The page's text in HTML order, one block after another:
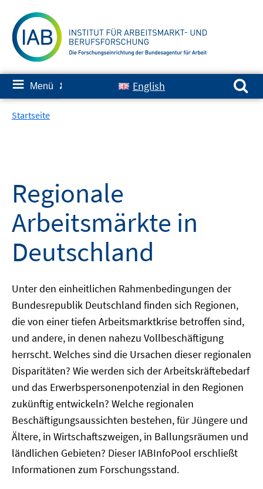
zum
Inhalt
≡ Menü ✘ English
Suchen nach:
Startseite
Regionale
Arbeitsmärkte in
Deutschland
Unter den einheitlichen Rahmenbedingungen der
Bundesrepublik Deutschland finden sich Regionen,
die von einer tiefen Arbeitsmarktkrise betroffen sind,
und andere, in denen nahezu Vollbeschäftigung
herrscht. Welches sind die Ursachen dieser regionalen
Disparitäten? Wie werden sich der Arbeitskräftebedarf
und das Erwerbspersonenpotenzial in den Regionen
zukünftig entwickeln? Welche regionalen
Beschäftigungsaussichten bestehen, für Jüngere und
Ältere, in Wirtschaftszweigen, in Ballungsräumen und
ländlichen Gebieten? DieserIABInfoPool erschließt
Informationen zum Forschungsstand.